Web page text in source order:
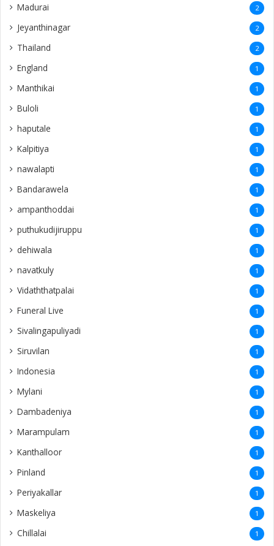
Madurai 2
Jeyanthinagar 2
Thailand 2
England 1
Manthikai 1
Buloli 1
haputale 1
Kalpitiya 1
nawalapti 1
Bandarawela 1
ampanthoddai 1
puthukudijiruppu 1
dehiwala 1
navatkuly 1
Vidaththatpalai 1
Funeral Live 1
Sivalingapuliyadi 1
Siruvilan 1
Indonesia 1
Mylani 1
Dambadeniya 1
Marampulam 1
Kanthalloor 1
Pinland 1
Periyakallar 1
Maskeliya 1
Chillalai 1